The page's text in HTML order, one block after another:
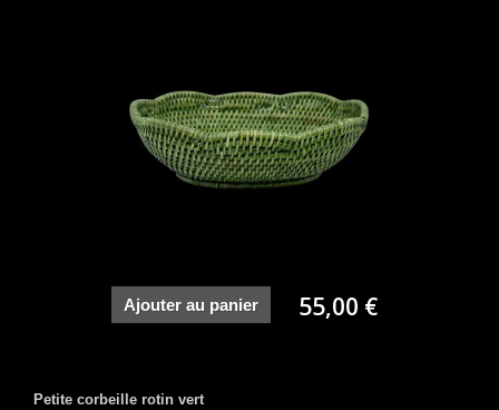
Ajouter au panier 55,00 €
Petite corbeille rotin vert